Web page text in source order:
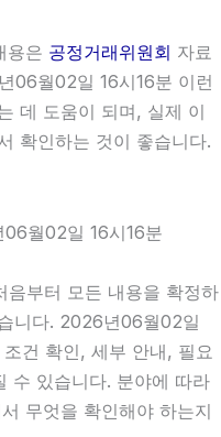
용은 공정거래위원회 자료
06월02일 16시16분 이런
데 도움이 되며, 실제 이
확인하는 것이 좋습니다.
월02일 16시16분
음부터 모든 내용을 확정하
니다. 2026년06월02일
건 확인, 세부 안내, 필요
수 있습니다. 분야에 따라
무엇을 확인해야 하는지